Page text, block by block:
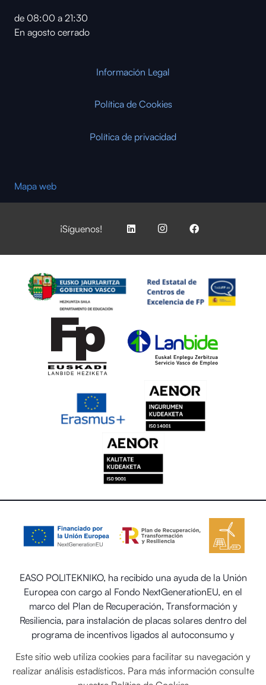
de 08:00 a 21:30
En agosto cerrado
Información Legal
Política de Cookies
Política de privacidad
Mapa web
¡Síguenos!
EASO POLITEKNIKO, ha recibido una ayuda de la Unión
Europea con cargo al Fondo NextGenerationEU, en el
marco del Plan de Recuperación, Transformación y
Resiliencia, para instalación de placas solares dentro del
programa de incentivos ligados al autoconsumo y
como la implantación de sistemas térmicos renovables en
el sector residencial del Ministerio para la Transición
Este sitio web utiliza cookies para facilitar su navegación y
realizar análisis estadísticos. Para más información consulte